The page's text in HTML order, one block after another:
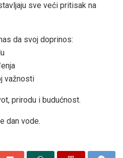
sve veći pritisak na
da svoj doprinos:
važnosti
prirodu i budućnost.
dan vode.